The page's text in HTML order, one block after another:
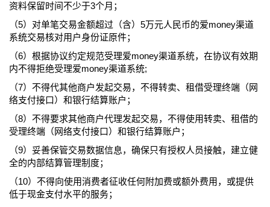
资料保留时间不少于3个月；
（5）对单笔交易金额超过（含）5万元人民币的爱money渠道
系统交易核对用户身份证原件；
（6）根据协议约定规范受理爱money渠道系统，在协议有效期
内不得拒绝受理爱money渠道系统;
（7）不得代其他商户发起交易，不得转卖、租借受理终端（网
络支付接口）和银行结算账户；
（8）不得要求其他商户代理发起交易，不得使用转卖、租借的
受理终端（网络支付接口）和银行结算账户；
（9）妥善保管交易数据信息，确保只有授权人员接触，建立健
全的内部结算管理制度；
（10）不得向使用消费者征收任何附加费或额外费用，或提供
低于现金支付水平的服务；